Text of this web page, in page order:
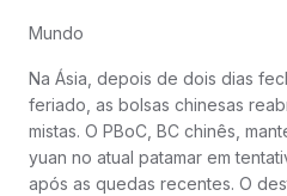
Mundo
Na Ásia, depois de dois dias
feriado, as bolsas chinesas
mistas. O PBoC, BC chinês,
yuan no atual patamar em
após as quedas recentes. O